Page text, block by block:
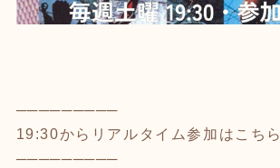
─────────
19:30からリアルタイム参加はこちら
─────────